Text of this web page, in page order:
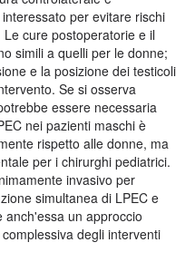
per evitare rischi
cure postoperatorie e il
simili a quelli per le donne;
e la posizione dei testicoli
Se si osserva
essere necessaria
nei pazienti maschi è
rispetto alle donne, ma
per i chirurghi pediatrici.
invasivo per
simultanea di LPEC e
anch'essa un approccio
degli interventi